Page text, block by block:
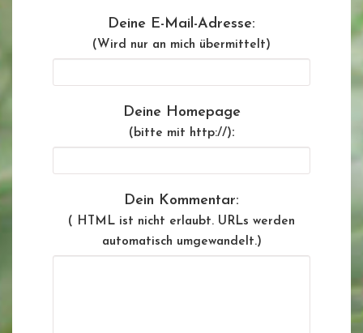
Deine E-Mail-Adresse:
(Wird nur an mich übermittelt)
Deine Homepage
(bitte mit http://):
Dein Kommentar:
( HTML ist nicht erlaubt. URLs werden
automatisch umgewandelt.)